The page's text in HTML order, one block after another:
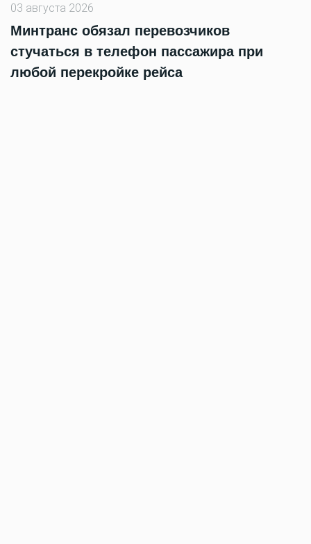
03 августа 2026
Минтранс обязал перевозчиков
стучаться в телефон пассажира при
любой перекройке рейса